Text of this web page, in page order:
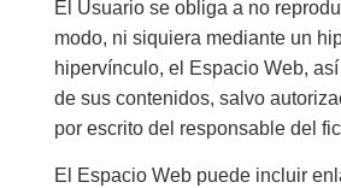
El Usuario se obliga a no
modo, ni siquiera mediante un
hipervínculo, el Espacio Web,
de sus contenidos, salvo
por escrito del responsable del
El Espacio Web puede incluir